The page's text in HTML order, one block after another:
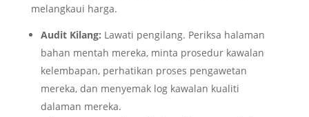
melangkaui harga.
Audit Kilang: Lawati pengilang. Periksa halaman
bahan mentah mereka, minta prosedur kawalan
kelembapan, perhatikan proses pengawetan
mereka, dan menyemak log kawalan kualiti
dalaman mereka.